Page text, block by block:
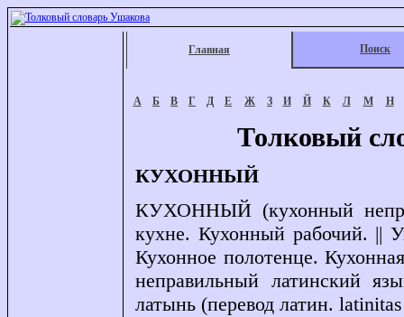
Главная Поиск
А Б В Г Д Е Ж З И Й К Л М Н
Толковый
КУХОННЫЙ
КУХОННЫЙ (кухонный
кухне. Кухонный рабочий. ||
Кухонное полотенце.
неправильный латинский
латынь (перевод латин.